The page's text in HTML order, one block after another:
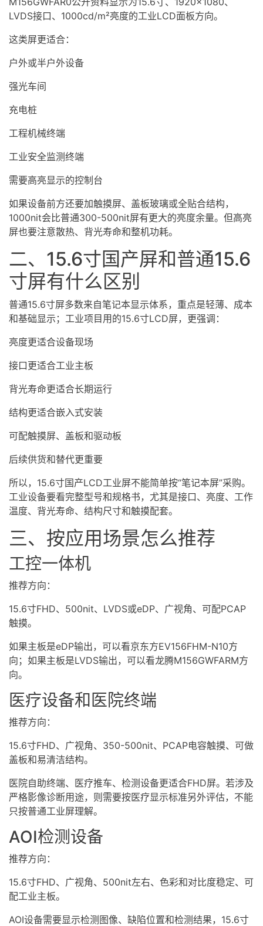
LVDS接口、1000cd/m²亮度的工业LCD面板方向。
这类屏更适合：
户外或半户外设备
强光车间
充电桩
工程机械终端
工业安全监测终端
需要高亮显示的控制台
如果设备前方还要加触摸屏、盖板玻璃或全贴合结构，
1000nit会比普通300-500nit屏有更大的亮度余量。但高亮
屏也要注意散热、背光寿命和整机功耗。
二、15.6寸国产屏和普通15.6
寸屏有什么区别
普通15.6寸屏多数来自笔记本显示体系，重点是轻薄、成本
和基础显示；工业项目用的15.6寸LCD屏，更强调：
亮度更适合设备现场
接口更适合工业主板
背光寿命更适合长期运行
结构更适合嵌入式安装
可配触摸屏、盖板和驱动板
后续供货和替代更重要
所以，15.6寸国产LCD工业屏不能简单按“笔记本屏”采购。
工业设备要看完整型号和规格书，尤其是接口、亮度、工作
温度、背光寿命、结构尺寸和触摸配套。
三、按应用场景怎么推荐
工控一体机
推荐方向：
15.6寸FHD、500nit、LVDS或eDP、广视角、可配PCAP
触摸。
如果主板是eDP输出，可以看京东方EV156FHM-N10方
向；如果主板是LVDS输出，可以看龙腾M156GWFARM方
向。
医疗设备和医院终端
推荐方向：
15.6寸FHD、广视角、350-500nit、PCAP电容触摸、可做
盖板和易清洁结构。
医院自助终端、医疗推车、检测设备更适合FHD屏。若涉及
严格影像诊断用途，则需要按医疗显示标准另外评估，不能
只按普通工业屏理解。
AOI检测设备
推荐方向：
15.6寸FHD、广视角、500nit左右、色彩和对比度稳定、可
配工业主板。
AOI设备需要显示检测图像、缺陷位置和检测结果，15.6寸